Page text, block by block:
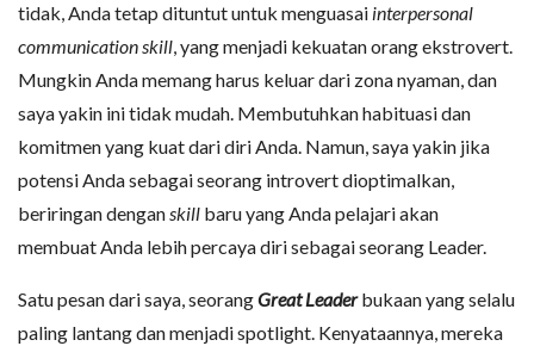
tidak, Anda tetap dituntut untuk menguasai interpersonal
communication skill, yang menjadi kekuatan orang ekstrovert.
Mungkin Anda memang harus keluar dari zona nyaman, dan
saya yakin ini tidak mudah. Membutuhkan habituasi dan
komitmen yang kuat dari diri Anda. Namun, saya yakin jika
potensi Anda sebagai seorang introvert dioptimalkan,
beriringan denganskill baru yang Anda pelajari akan
membuat Anda lebih percaya diri sebagai seorang Leader.
Satu pesan dari saya, seorangGreat Leaderbukaan yang selalu
paling lantang dan menjadi spotlight. Kenyataannya, mereka